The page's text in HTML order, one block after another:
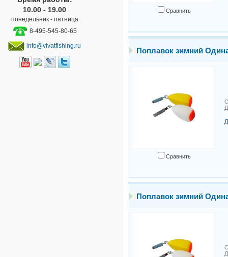
10.00 - 19.00
понедельник - пятница
8-495-545-80-65
info@vivatfishing.ru
Сравнить
Поплавок зимний
Сравнить
Поплавок зимний